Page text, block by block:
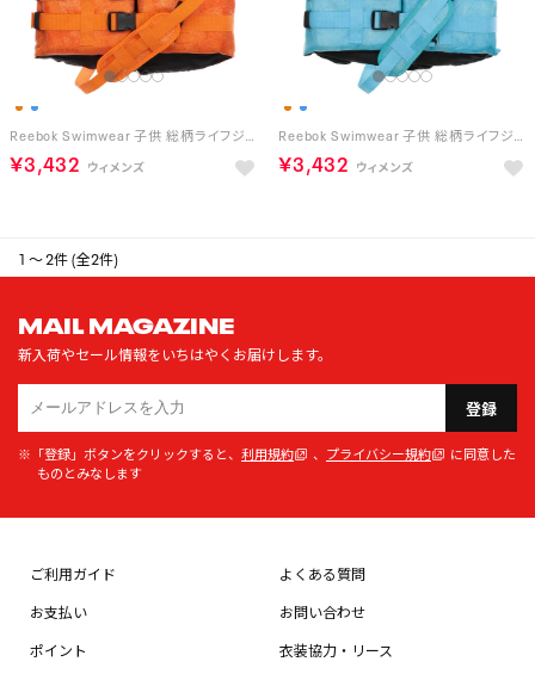
Reebok Swimwear 子供 総柄ライフジャケット （オレンジ）
￥3,432
Reebok Swimwear 子供 総柄ライフジャケット （ライトブルー）
￥3,432
1 ～ 2件 (全2件)
MAIL MAGAZINE
新入荷やセール情報をいちはやくお届けします。
登録
※「登録」ボタンをクリックすると、 利用規約 、 プライバシー規約
に同意した
ものとみなします
ご利用ガイド
お支払い
ポイント
よくある質問
お問い合わせ
衣装協力・リース